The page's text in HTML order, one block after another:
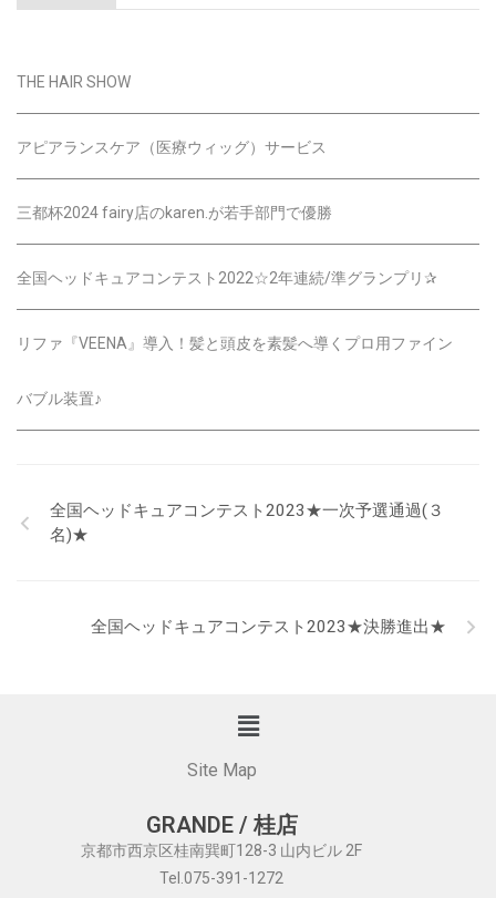
THE HAIR SHOW
アピアランスケア（医療ウィッグ）サービス
三都杯2024 fairy店のkaren.が若手部門で優勝
全国ヘッドキュアコンテスト2022☆2年連続/準グランプリ✰
リファ『VEENA』導入！髪と頭皮を素髪へ導くプロ用ファイン
バブル装置♪
全国ヘッドキュアコンテスト2023★一次予選通過(３
名)★
全国ヘッドキュアコンテスト2023★決勝進出★
Site Map
GRANDE / 桂店
京都市西京区桂南巽町128-3 山内ビル 2F
Tel.075-391-1272